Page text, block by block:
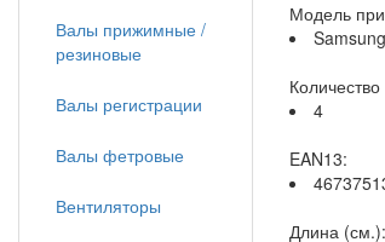
Модель
4
EAN13:
Длина (см.):
Валы прижимные /
резиновые
Валы регистрации
Валы фетровые
Вентиляторы